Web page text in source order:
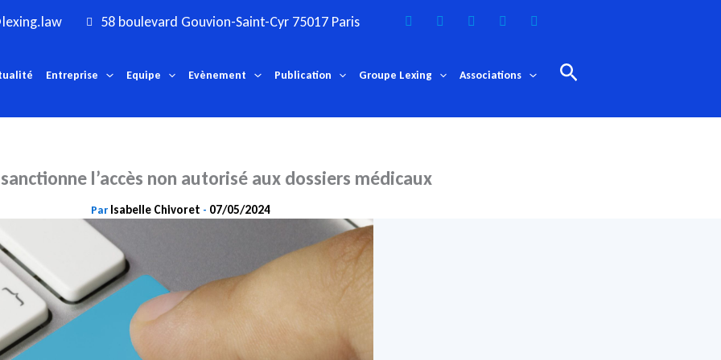
58 boulevard Gouvion-Saint-Cyr 75017 Paris
Entreprise Equipe Evènement Publication Groupe Lexing Associations Rechercher
sanctionne l’accès non autorisé aux dossiers médicaux
Par Isabelle Chivoret - 07/05/2024